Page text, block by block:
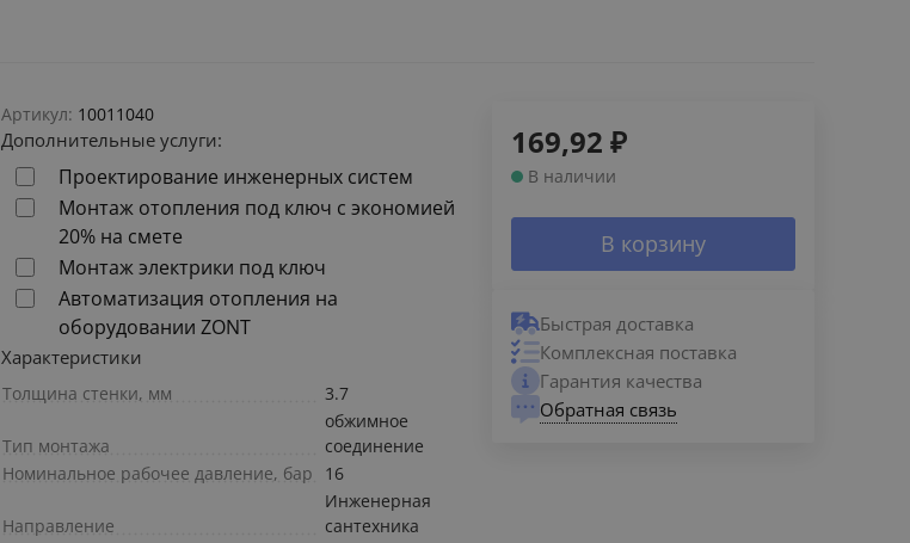
Артикул: 10011040
Дополнительные услуги:
Проектирование инженерных систем
Монтаж отопления под ключ с экономией
20% на смете
Монтаж электрики под ключ
Автоматизация отопления на
оборудовании ZONT
Характеристики
Толщина стенки, мм 3.7
Тип монтажа
обжимное
соединение
Номинальное рабочее давление, бар
16
Направление
Инженерная
сантехника
169,92 ₽
В наличии
В корзину
Быстрая доставка
Комплексная поставка
Гарантия качества
Обратная связь